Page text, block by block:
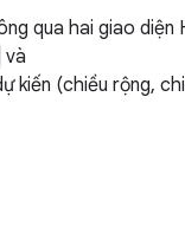
qua hai giao diện
và
kiến (chiều rộng,